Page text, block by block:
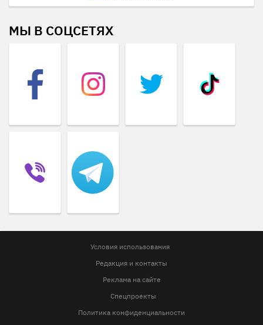
МЫ В СОЦСЕТЯХ
Условия использования
Редакция и контакты
Реклама на сайте
Спецпроекты
Политика конфиденциальности